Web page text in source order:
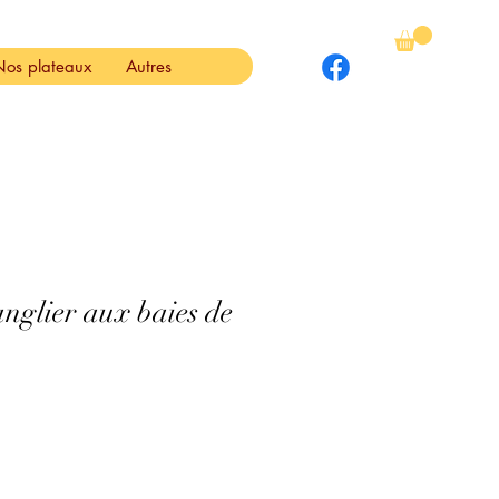
plateaux Autres
aux baies de